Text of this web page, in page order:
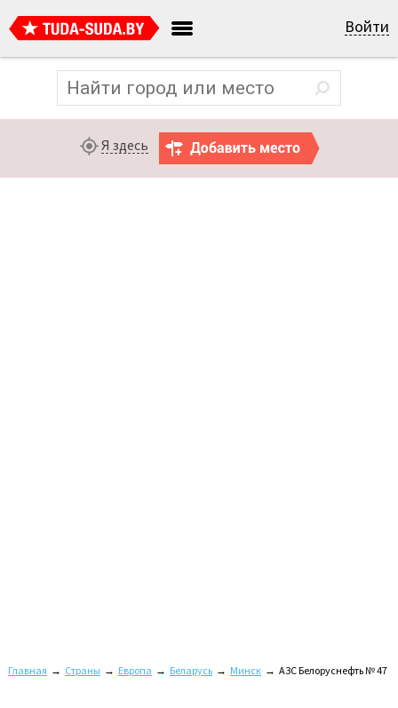
Войти
Я здесь
Главная → Страны → Европа → Беларусь → Минск → АЗС Белоруснефть № 47